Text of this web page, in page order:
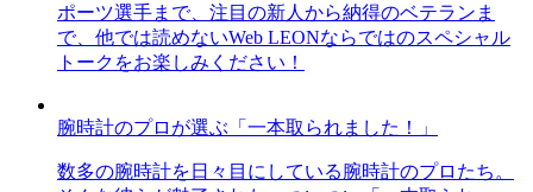
ポーツ選手まで、注目の新人から納得のベテランま
で、他では読めないWeb LEONならではのスペシャル
トークをお楽しみください！
腕時計のプロが選ぶ「一本取られました！」
数多の腕時計を日々目にしている腕時計のプロたち。